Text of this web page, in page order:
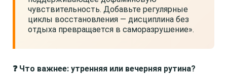
чувствительность. Добавьте регулярные
циклы восстановления — дисциплина без
отдыха превращается в саморазрушение».
❓ Что важнее: утренняя или вечерняя рутина?